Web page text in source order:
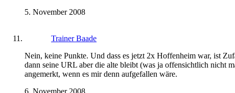
5. November 2008
Trainer Baade
Nein, keine Punkte. Und dass es jetzt 2x Hoffenheim war, ist
dann seine URL aber die alte bleibt (was ja offensichtlich nicht
angemerkt, wenn es mir denn aufgefallen wäre.